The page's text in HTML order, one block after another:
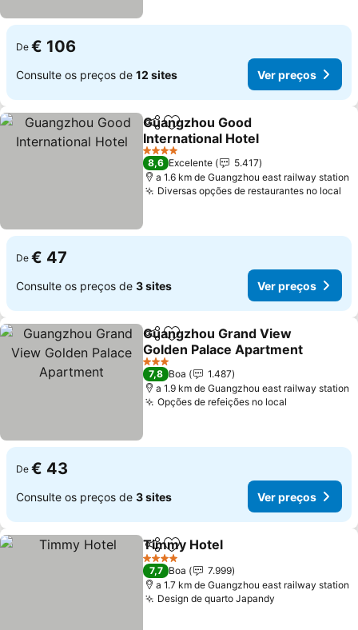
De € 106
Consulte os preços de 12 sites Ver preços
PartilharAdicionar aos favoritos
Guangzhou Good
International Hotel
Ver preços
4 Estrelas
8,6 Excelente
5.417
a 1.6 km de Guangzhou east railway station
Diversas opções de restaurantes no local
De € 47
Consulte os preços de 3 sites Ver preços
PartilharAdicionar aos favoritos
Guangzhou Grand View
Golden Palace Apartment
Ver preços
3 Estrelas
7,8 Boa
1.487
a 1.9 km de Guangzhou east railway station
Opções de refeições no local
De € 43
Consulte os preços de 3 sites Ver preços
PartilharAdicionar aos favoritos
Timmy Hotel
4 Estrelas
7,7 Boa
7.999
a 1.7 km de Guangzhou east railway station
Design de quarto Japandy